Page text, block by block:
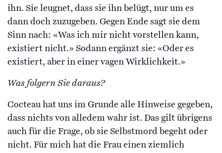
ihn. Sie leugnet, dass sie ihn belügt, nur um es
dann doch zuzugeben. Gegen Ende sagt sie dem
Sinn nach: «Was ich mir nicht vorstellen kann,
existiert nicht.» Sodann ergänzt sie: «Oder es
existiert, aber in einer vagen Wirklichkeit.»
Was folgern Sie daraus?
Cocteau hat uns im Grunde alle Hinweise gegeben,
dass nichts von alledem wahr ist. Das gilt übrigens
auch für die Frage, ob sie Selbstmord begeht oder
nicht. Für mich hat die Frau einen ziemlich